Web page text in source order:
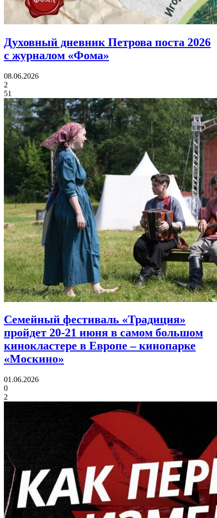
Духовный дневник Петрова поста 2026
с журналом «Фома»
08.06.2026
2
51
Семейный фестиваль «Традиция»
пройдет 20-21 июня в самом большом
кинокластере в Европе – кинопарке
«Москино»
01.06.2026
0
2